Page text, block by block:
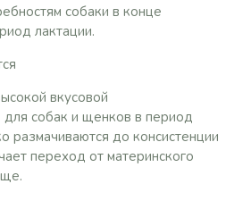
собаки в конце
лактации.
вкусовой
для собак и щенков в период
размачиваются до консистенции
переход от материнского